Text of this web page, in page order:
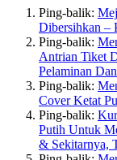
Ping-balik:
Dibersihkan –
Ping-balik:
Antrian Tiket
Pelaminan
Ping-balik:
Cover Ketat
Ping-balik:
Putih Untuk
& Sekitarnya,